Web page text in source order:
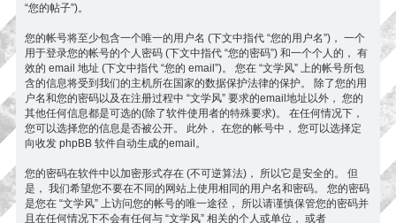
“您的帖子”)。
您的帐号将至少包含一个唯一的用户名 (下文中指代 “您的用户名”)， 一个
用于登录您的帐号的个人密码 (下文中指代 “您的密码”) 和一个个人的， 有
效的 email 地址 (下文中指代 “您的 email”)。 您在 “文学风” 上的帐号所包
含的信息将受到我们的主机所在国家的数据保护法律的保护。 除了您的用
户名和您的密码以及在注册过程中 “文学风” 要求的email地址以外， 您的
其他任何信息都是可选的(除了软件使用者的特殊要求)。 在任何情况下，
您可以选择您的信息是否被公开。 此外， 在您的帐号中， 您可以选择定
向收发 phpBB 软件自动生成的email。
您的密码在软件中以加密形式存在 (不可逆算法)， 所以它是安全的。 但
是， 我们希望您不要在不同的网站上使用相同的用户名和密码。 您的密码
是您在 “文学风” 上访问您的帐号的唯一途径， 所以请谨慎保管您的密码并
且在任何情况下不会有任何与 “文学风” 相关的个人或单位， 或者